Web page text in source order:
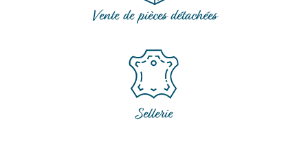
Vente de pièces détachées
Sellerie